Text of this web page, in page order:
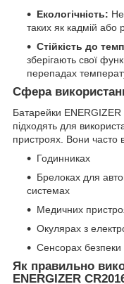
Екологічність: Не
таких як кадмій або
Стійкість до
зберігають свої
перепадах
Сфера
Батарейки
підходять для
пристроях. Вони часто
Годинниках
Брелоках для
системах
Медичних
Окулярах з
Сенсорах безпеки
Як правильно
ENERGIZER